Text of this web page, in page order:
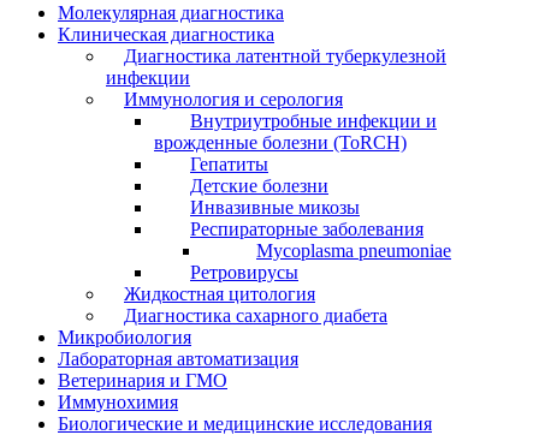
Молекулярная диагностика
Клиническая диагностика
Диагностика латентной туберкулезной
инфекции
Иммунология и серология
Внутриутробные инфекции и
врожденные болезни (ToRCH)
Гепатиты
Детские болезни
Инвазивные микозы
Респираторные заболевания
Mycoplasma pneumoniae
Ретровирусы
Жидкостная цитология
Диагностика сахарного диабета
Микробиология
Лабораторная автоматизация
Ветеринария и ГМО
Иммунохимия
Биологические и медицинские исследования